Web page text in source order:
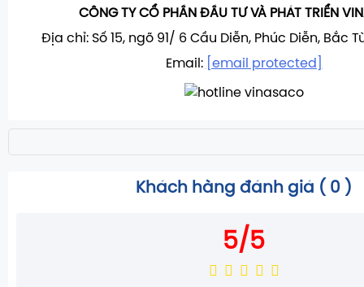
CÔNG TY CỔ PHẦN ĐẦU TƯ VÀ PHÁT TRIỂN
Địa chỉ: Số 15, ngõ 91/ 6 Cầu Diễn, Phúc Diễn, Bắc
Email:
[email protected]
Khách hàng đánh giá ( 0 )
5/5